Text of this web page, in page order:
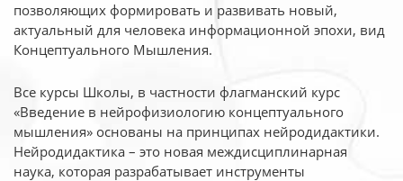
позволяющих формировать и развивать новый,
актуальный для человека информационной эпохи, вид
Концептуального Мышления.
Все курсы Школы, в частности флагманский курс
«Введение в нейрофизиологию концептуального
мышления» основаны на принципах нейродидактики.
Нейродидактика – это новая междисциплинарная
наука, которая разрабатывает инструменты